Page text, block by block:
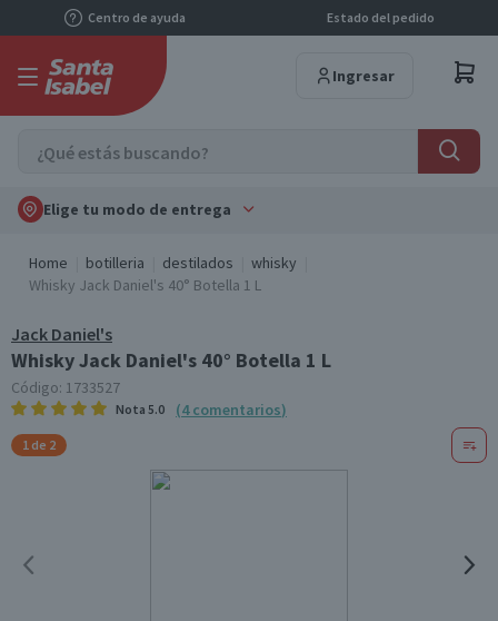
Centro de ayuda Estado del pedido
Ingresar
Elige tu modo de entrega
Home botilleria destilados
whisky
Whisky Jack Daniel's 40° Botella 1 L
Jack Daniel's
Whisky Jack Daniel's 40° Botella 1 L
Código: 1733527
Nota 5.0 (4 comentarios)
1 de 2